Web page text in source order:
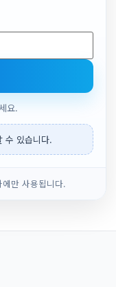
요.
수 있습니다.
만 사용됩니다.